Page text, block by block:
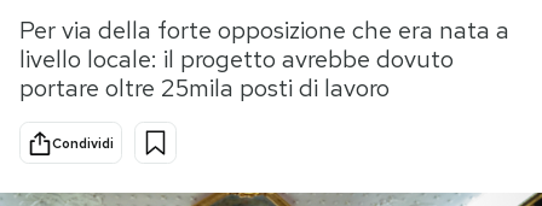
Scienza
Cultura
Sport
Media
Europa
Per via della forte opposizione che era nata a
livello locale: il progetto avrebbe dovuto
portare oltre 25mila posti di lavoro
Condividi